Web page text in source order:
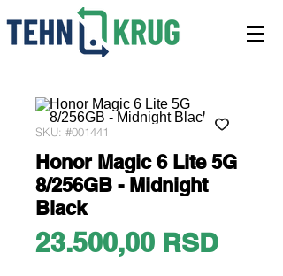
SKU: #001441
Honor Magic 6 Lite 5G
8/256GB - Midnight
Black
23.500,00 RSDPrice